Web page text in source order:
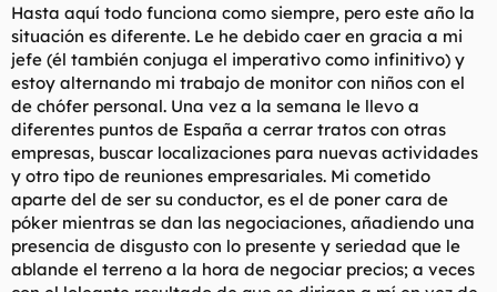
Hasta aquí todo funciona como siempre, pero este año la
situación es diferente. Le he debido caer en gracia a mi
jefe (él también conjuga el imperativo como infinitivo) y
estoy alternando mi trabajo de monitor con niños con el
de chófer personal. Una vez a la semana le llevo a
diferentes puntos de España a cerrar tratos con otras
empresas, buscar localizaciones para nuevas actividades
y otro tipo de reuniones empresariales. Mi cometido
aparte del de ser su conductor, es el de poner cara de
póker mientras se dan las negociaciones, añadiendo una
presencia de disgusto con lo presente y seriedad que le
ablande el terreno a la hora de negociar precios; a veces